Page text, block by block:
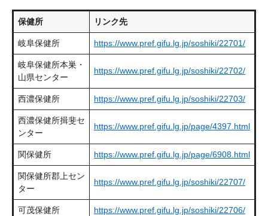
保健所 リンク先
岐阜保健所 https://www.pref.gifu.lg.jp/soshiki/22701/
岐阜保健所本巣・
山県センター
https://www.pref.gifu.lg.jp/soshiki/22702/
西濃保健所 https://www.pref.gifu.lg.jp/soshiki/22703/
西濃保健所揖斐セ
ンター
https://www.pref.gifu.lg.jp/page/4397.html
関保健所 https://www.pref.gifu.lg.jp/page/6908.html
関保健所郡上セン
ター
https://www.pref.gifu.lg.jp/soshiki/22707/
可茂保健所 https://www.pref.gifu.lg.jp/soshiki/22706/